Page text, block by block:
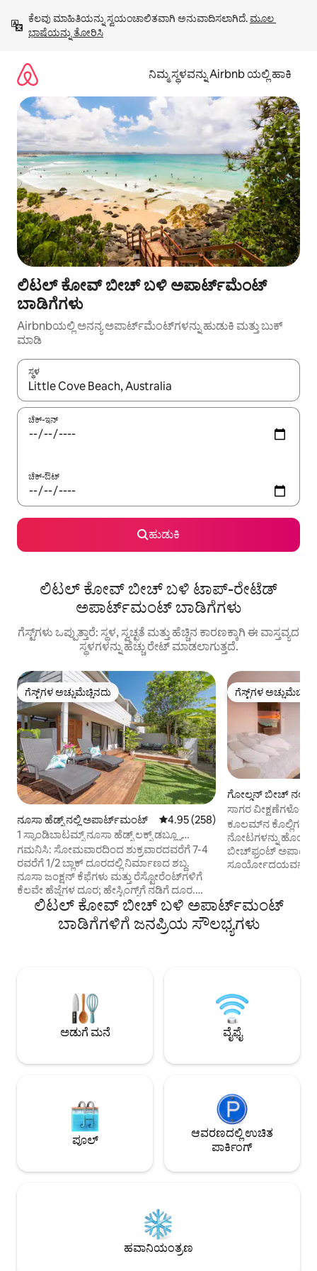
ಹೋಗಿ
ಕೆಲವು ಮಾಹಿತಿಯನ್ನು ಸ್ವಯಂಚಾಲಿತವಾಗಿ ಅನುವಾದಿಸಲಾಗಿದೆ. ಮೂಲ
ಭಾಷೆಯನ್ನು ತೋರಿಸಿ
ನಿಮ್ಮ ಸ್ಥಳವನ್ನು Airbnb ಯಲ್ಲಿ ಹಾಕಿ
ಲಿಟಲ್ ಕೋವ್ ಬೀಚ್ ಬಳಿ ಅಪಾರ್ಟ್‌ಮೆಂಟ್
ಬಾಡಿಗೆಗಳು
Airbnbಯಲ್ಲಿ ಅನನ್ಯ ಅಪಾರ್ಟ್‌ಮೆಂಟ್‌ಗಳನ್ನು ಹುಡುಕಿ ಮತ್ತು ಬುಕ್
ಮಾಡಿ
ಸ್ಥಳ
ಫಲಿತಾಂಶಗಳು ಲಭ್ಯವಿರುವಾಗ, ಅಪ್ ಮತ್ತು ಡೌನ್ ಬಾಣದ ಕೀಲಿಗಳೊಂದಿಗೆ
ಚೆಕ್-ಇನ್
ಚೆಕ್-ಔಟ್
ಹುಡುಕಿ
ಲಿಟಲ್ ಕೋವ್ ಬೀಚ್ ಬಳಿ ಟಾಪ್-ರೇಟೆಡ್
ಅಪಾರ್ಟ್‌ಮಂಟ್ ಬಾಡಿಗೆಗಳು
ಗೆಸ್ಟ್‌ಗಳು ಒಪ್ಪುತ್ತಾರೆ: ಸ್ಥಳ, ಸ್ವಚ್ಛತೆ ಮತ್ತು ಹೆಚ್ಚಿನ ಕಾರಣಕ್ಕಾಗಿ ಈ ವಾಸ್ತವ್ಯದ
ಸ್ಥಳಗಳನ್ನು ಹೆಚ್ಚು ರೇಟ್ ಮಾಡಲಾಗುತ್ತದೆ.
ಗೆಸ್ಟ್‌ಗಳ ಅಚ್ಚುಮೆಚ್ಚಿನದು
ಗೆಸ್ಟ್‌ಗಳ ಅಚ್ಚುಮೆಚ್ಚಿನದು
ನೂಸಾ ಹೆಡ್ಸ್ ನಲ್ಲಿ ಅಪಾರ್ಟ್‌ಮಂಟ್ 5 ರಲ್ಲಿ 4.95 ಸರಾಸರಿ ರೇಟಿಂಗ್, 258
4.95 (258)
1 ಸ್ಯಾಂಡಿಬಾಟಮ್ಸ್ ನೂಸಾ ಹೆಡ್ಸ್ ಲಕ್ಸ್ ಡಬ್ಲ್ಯೂ
ಪ್ರೈವೇಟ್ ಸನ್‌ಪ್ಯಾಟಿಯೋ
ಗಮನಿಸಿ: ಸೋಮವಾರದಿಂದ ಶುಕ್ರವಾರದವರೆಗೆ 7-4
ರವರೆಗೆ 1/2 ಬ್ಲಾಕ್ ದೂರದಲ್ಲಿ ನಿರ್ಮಾಣದ ಶಬ್ದ.
ನೂಸಾ ಜಂಕ್ಷನ್ ಕೆಫೆಗಳು ಮತ್ತು ರೆಸ್ಟೋರೆಂಟ್‌ಗಳಿಗೆ
ಕೆಲವೇ ಹೆಜ್ಜೆಗಳ ದೂರ; ಹೇಸ್ಟಿಂಗ್ಸ್‌ಗೆ ನಡಿಗೆ ದೂರ.
ಸೊಂಪಾದ ಖಾಸಗಿ ಉದ್ಯಾನ ಮತ್ತು ಸುಂದರವಾದ
ಹೊರಾಂಗಣ ಡೆಕ್ ಹೊಂದಿರುವ ಅದ್ಭುತ, ವಿಶಾಲವಾದ
ಅಪಾರ್ಟ್‌ಮೆಂಟ್, ಆಧುನಿಕ ಮತ್ತು ಅತ್ಯಂತ ಖಾಸಗಿ.
ಆನಂದಿಸಿ ಮತ್ತು ಪಕ್ಕದ ನೂಸಾ ರಾಷ್ಟ್ರೀಯ
ಉದ್ಯಾನವನದಲ್ಲಿ ನಡೆಯುವಾಗ ಅಥವಾ ಜಾಗಿಂಗ್
ಮಾಡುವಾಗ ಬುಷ್ ಟರ್ಕಿಗಳನ್ನು ವೀಕ್ಷಿಸಿ.
ಉಷ್ಣವಲಯದ ನೂಸಾವನ್ನು ಆನಂದಿಸಿ ಮತ್ತು...
ಗೆಸ್ಟ್‌ಗಳ
ಗೆಸ್ಟ್‌ಗಳ
ಗೋಲ್ಡನ್ ಬೀಚ್ ನಲ್ಲಿ ಅ
ಪಾರ್ಟ್‌ಮಂಟ್
ಸಾಗರ
ಅಪಾರ್ಟ್‌ಮೆಂಟ್
ಕೂಲಮ್‌ನ ಕೊಲ್ಲಿಗಳ
ನೋಟಗಳನ್ನು
ಬೀಚ್‌ಫ್ರಂಟ್
ಸೂರ್ಯೋದಯವನ್ನು
ಕಾಫಿಯನ್ನು ಆನಂದಿಸಿ.
ದಿನಗಳ ಕಾಲ
ಆಧುನಿಕ ಓಪನ್-ಪ್ಲಾನ್
ಮನೆಯಿಂದ ಕೆಲವೇ
ಮತ್ತು ಸೆಕೆಂಡ್
ಪಡೆಯಿರಿ.
ಲಿಟಲ್ ಕೋವ್ ಬೀಚ್ ಬಳಿ ಅಪಾರ್ಟ್‌ಮಂಟ್
ಬಾಡಿಗೆಗಳಿಗೆ ಜನಪ್ರಿಯ ಸೌಲಭ್ಯಗಳು
ಅಡುಗೆ ಮನೆ ವೈಫೈ
ಪೂಲ್
ಆವರಣದಲ್ಲಿ ಉಚಿತ
ಪಾರ್ಕಿಂಗ್
ಹವಾನಿಯಂತ್ರಣ